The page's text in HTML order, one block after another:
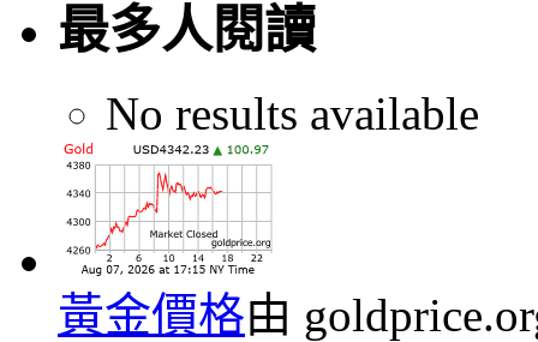
最多人閱讀
No results available
黃金價格由